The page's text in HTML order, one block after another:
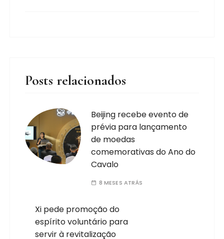
Posts relacionados
Beijing recebe evento de
prévia para lançamento
de moedas
comemorativas do Ano do
Cavalo
8 MESES ATRÁS
Xi pede promoção do
espírito voluntário para
servir à revitalização